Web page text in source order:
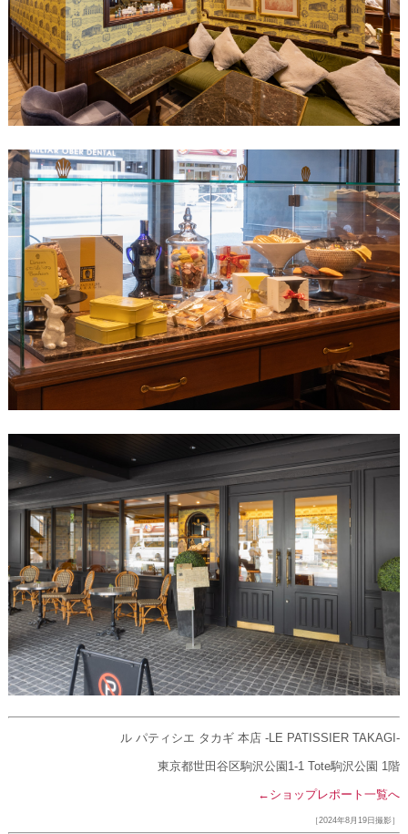
ル パティシエ タカギ 本店 -LE PATISSIER TAKAGI-
東京都世田谷区駒沢公園1-1 Tote駒沢公園 1階
←ショップレポート一覧へ
［2024年8月19日撮影］